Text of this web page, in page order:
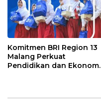
Komitmen BRI Region 13
Malang Perkuat
Pendidikan dan Ekonomi